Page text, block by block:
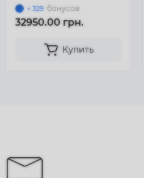
+ 329 бонусов
32950.00 грн.
Купить